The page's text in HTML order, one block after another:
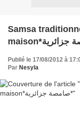
Samsa
Publié le 17/08/2012 à
Par Nesyla